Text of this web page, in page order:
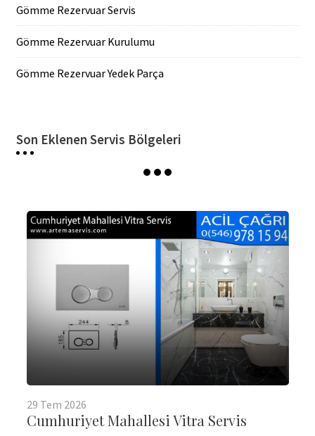
Gömme Rezervuar Servis
Gömme Rezervuar Kurulumu
Gömme Rezervuar Yedek Parça
Son Eklenen Servis Bölgeleri
29 Tem 2026
Cumhuriyet Mahallesi Vitra Servis